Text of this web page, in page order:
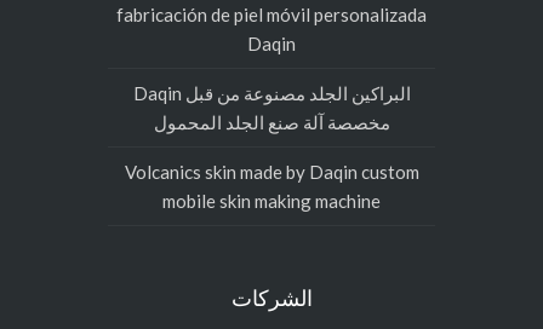
fabricación de piel móvil personalizada
البراكين الجلد مصنوعة من قبل Daqin
مخصصة آلة صنع الجلد المحمول
Volcanics skin made by Daqin custom
mobile skin making machine
الشركات